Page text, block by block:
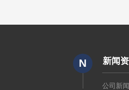
N 新闻
公司新